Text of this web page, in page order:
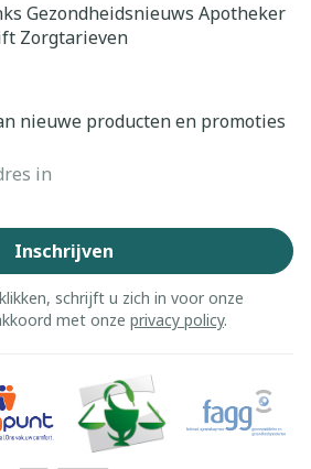
Gezondheidsnieuws Apotheker
Zorgtarieven
nieuwe producten en promoties
Inschrijven
schrijft u zich in voor onze
met onze privacy policy.